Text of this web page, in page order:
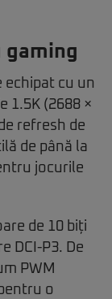
gaming
echipat cu un
1.5K (2688 ×
refresh de
de până la
jocurile
de 10 biți
DCI-P3. De
PWM
o